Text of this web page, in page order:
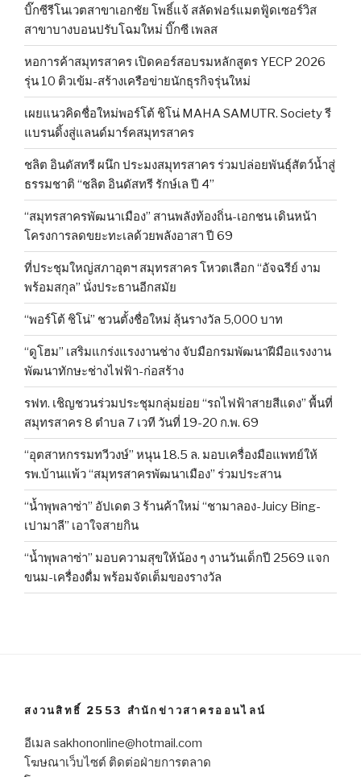
บิ๊กซีรีโนเวตสาขาเอกชัย โพธิ์แจ้ สลัดฟอร์แมตฟู้ดเซอร์วิส
สาขาบางบอนปรับโฉมใหม่ บิ๊กซี เพลส
หอการค้าสมุทรสาคร เปิดคอร์สอบรมหลักสูตร YECP 2026
รุ่น 10 ติวเข้ม-สร้างเครือข่ายนักธุรกิจรุ่นใหม่
เผยแนวคิดชื่อใหม่พอร์โต้ ชิโน่ MAHA SAMUTR. Society รี
แบรนดิ้งสู่แลนด์มาร์คสมุทรสาคร
ชลิต อินดัสทรี ผนึก ประมงสมุทรสาคร ร่วมปล่อยพันธุ์สัตว์น้ำสู่
ธรรมชาติ “ชลิต อินดัสทรี รักษ์เล ปี 4”
“สมุทรสาครพัฒนาเมือง” สานพลังท้องถิ่น-เอกชน เดินหน้า
โครงการลดขยะทะเลด้วยพลังอาสา ปี 69
ที่ประชุมใหญ่สภาอุตฯ สมุทรสาคร โหวตเลือก “อัจฉรีย์ งาม
พร้อมสกุล” นั่งประธานอีกสมัย
“พอร์โต้ ชิโน่” ชวนตั้งชื่อใหม่ ลุ้นรางวัล 5,000 บาท
“ดูโฮม” เสริมแกร่งแรงงานช่าง จับมือกรมพัฒนาฝีมือแรงงาน
พัฒนาทักษะช่างไฟฟ้า-ก่อสร้าง
รฟท. เชิญชวนร่วมประชุมกลุ่มย่อย “รถไฟฟ้าสายสีแดง” พื้นที่
สมุทรสาคร 8 ตำบล 7 เวที วันที่ 19-20 ก.พ. 69
“อุตสาหกรรมทวีวงษ์” หนุน 18.5 ล. มอบเครื่องมือแพทย์ให้
รพ.บ้านแพ้ว “สมุทรสาครพัฒนาเมือง” ร่วมประสาน
“น้ำพุพลาซ่า” อัปเดต 3 ร้านค้าใหม่ “ชามาลอง-Juicy Bing-
เปามาลี” เอาใจสายกิน
“น้ำพุพลาซ่า” มอบความสุขให้น้อง ๆ งานวันเด็กปี 2569 แจก
ขนม-เครื่องดื่ม พร้อมจัดเต็มของรางวัล
สงวนสิทธิ์ 2553 สำนักข่าวสาครออนไลน์
อีเมล sakhononline@hotmail.com
โฆษณาเว็บไซต์ ติดต่อฝ่ายการตลาด